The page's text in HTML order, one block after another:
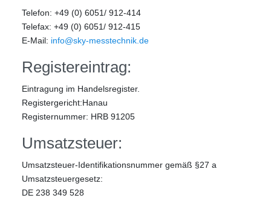
Telefon: +49 (0) 6051/ 912-414
Telefax: +49 (0) 6051/ 912-415
E-Mail: info@sky-messtechnik.de
Registereintrag:
Eintragung im Handelsregister.
Registergericht:Hanau
Registernummer: HRB 91205
Umsatzsteuer:
Umsatzsteuer-Identifikationsnummer gemäß §27 a
Umsatzsteuergesetz:
DE 238 349 528